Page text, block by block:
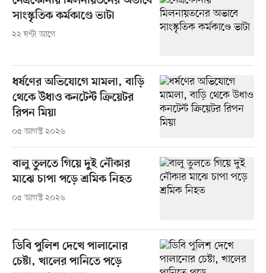
সাংস্কৃতিক কর্মকাণ্ডে ভাটা
২২ ঘণ্টা আগে
ধর্ষণের অভিযোগে মামলা, বাড়ি
থেকে উধাও কনটেন্ট ক্রিয়েটর
রিপন মিয়া
০৫ আগস্ট ২০২৬
বালু তুলতে গিয়ে দুই নৌকার
মাঝে চাপা পড়ে শ্রমিক নিহত
০৫ আগস্ট ২০২৬
ডিবি পুলিশ দেখে পালানোর
চেষ্টা, খালের পানিতে পড়ে